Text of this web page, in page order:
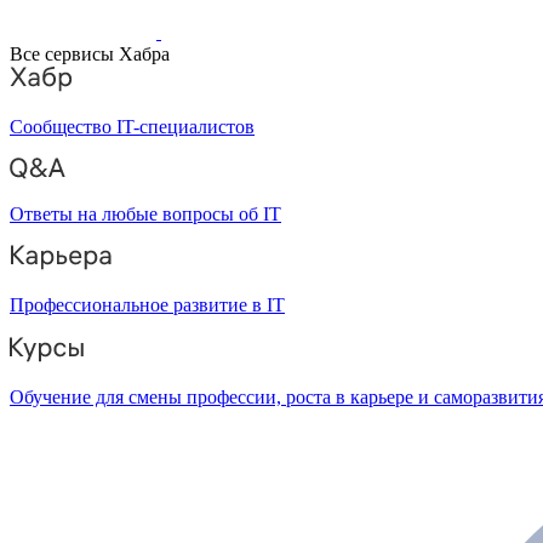
Все сервисы Хабра
Сообщество IT-специалистов
Ответы на любые вопросы об IT
Профессиональное развитие в IT
Обучение для смены профессии, роста в карьере и